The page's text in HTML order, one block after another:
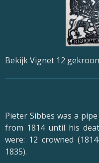
Bekijk Vignet 12
Pieter Sibbes was a
from 1814 until his
were: 12 crowned
1835).